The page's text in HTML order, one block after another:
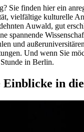
Sie finden hier ein
vielfältige kulturelle
Auwald, gut
spannende
und außeruniversitären
Und wenn Sie
in Berlin.
Einblicke in